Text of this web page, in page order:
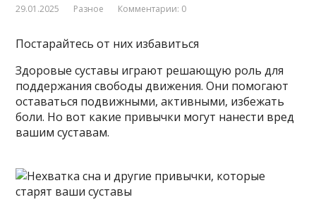
29.01.2025 Разное Комментарии: 0
Постарайтесь от них избавиться
Здоровые суставы играют решающую роль для
поддержания свободы движения. Они помогают
оставаться подвижными, активными, избежать
боли. Но вот какие привычки могут нанести вред
вашим суставам.